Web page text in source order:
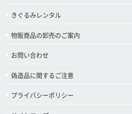
きぐるみレンタル
物販商品の卸売のご案内
お問い合わせ
偽造品に関するご注意
プライバシーポリシー